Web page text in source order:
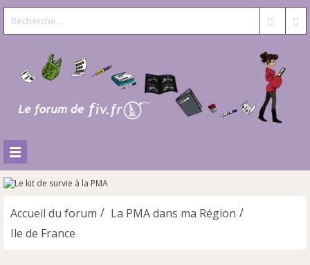
Accueil du forum
La PMA dans ma Région
Ile de France